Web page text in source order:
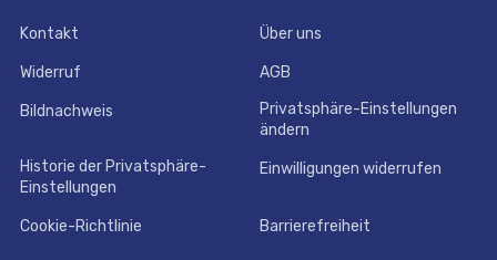
Kontakt Über uns
Widerruf AGB
Bildnachweis
Privatsphäre-Einstellungen
ändern
Historie der Privatsphäre-
Einstellungen
Einwilligungen widerrufen
Cookie-Richtlinie Barrierefreiheit